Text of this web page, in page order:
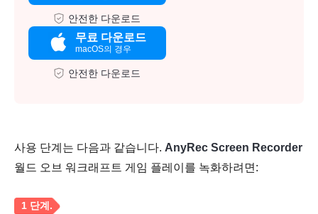
안전한 다운로드
무료 다운로드
macOS의 경우
안전한 다운로드
사용 단계는 다음과 같습니다. AnyRec Screen Recorder
월드 오브 워크래프트 게임 플레이를 녹화하려면: